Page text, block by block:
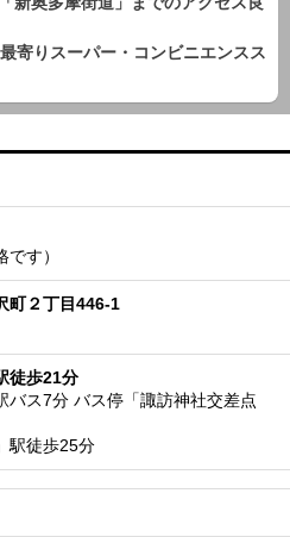
寄りスーパー・コンビニエンスス
です）
町２丁目446-1
徒歩21分
バス7分 バス停「諏訪神社交差点
駅徒歩25分